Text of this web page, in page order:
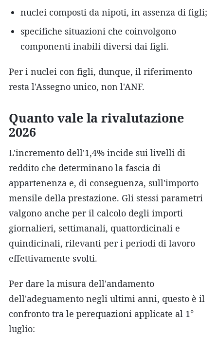
nuclei composti da nipoti, in assenza di figli;
specifiche situazioni che coinvolgono
componenti inabili diversi dai figli.
Per i nuclei con figli, dunque, il riferimento
resta l'Assegno unico, non l'ANF.
Quanto vale la rivalutazione
2026
L'incremento dell'1,4% incide sui livelli di
reddito che determinano la fascia di
appartenenza e, di conseguenza, sull'importo
mensile della prestazione. Gli stessi parametri
valgono anche per il calcolo degli importi
giornalieri, settimanali, quattordicinali e
quindicinali, rilevanti per i periodi di lavoro
effettivamente svolti.
Per dare la misura dell'andamento
dell'adeguamento negli ultimi anni, questo è il
confronto tra le perequazioni applicate al 1°
luglio: